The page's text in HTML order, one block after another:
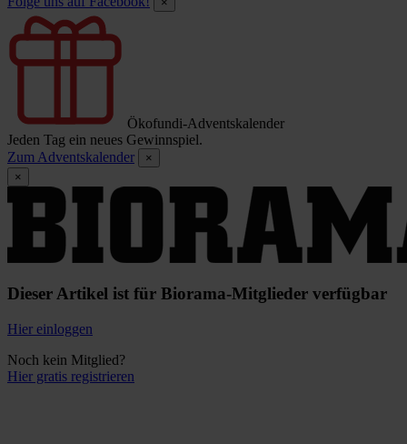
Ökofundi-Adventskalender
Jeden Tag ein neues Gewinnspiel.
Zum Adventskalender
×
×
Dieser Artikel ist für Biorama-Mitglieder verfügbar
Hier einloggen
Noch kein Mitglied?
Hier gratis registrieren